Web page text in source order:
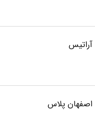
آراتیس
اصفهان پلاس